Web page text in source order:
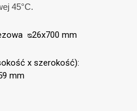
45°C.
ᴓ26x700 mm
x szerokość):
mm